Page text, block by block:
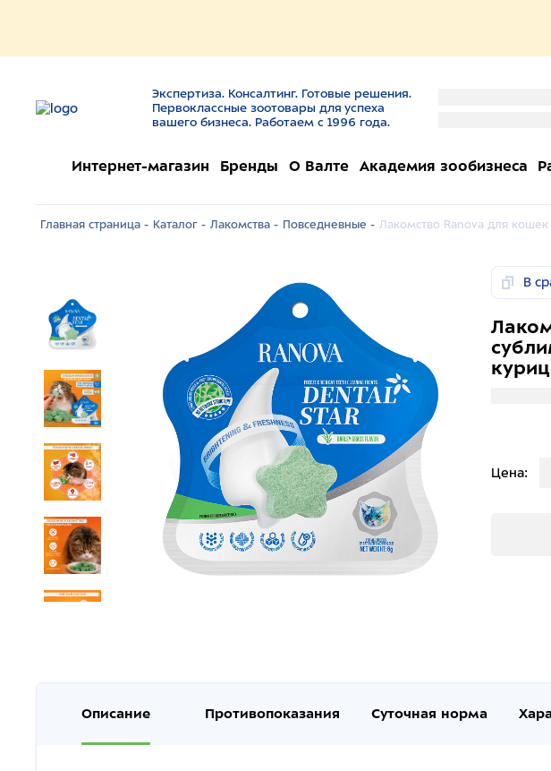
Экспертиза. Консалтинг. Готовые решения.
Первоклассные зоотовары для успеха
вашего бизнеса. Работаем с 1996 года.
Интернет-магазин Бренды О Валте Академия зообизнеса
Главная страница - Каталог - Лакомства - Повседневные - Лакомство Ranova для
В
Цена:
Описание Противопоказания Суточная норма